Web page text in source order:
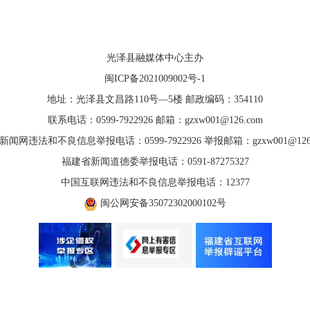
光泽县融媒体中心主办
闽ICP备2021009002号-1
地址：光泽县文昌路110号—5楼 邮政编码：354110
联系电话：0599-7922926 邮箱：gzxw001@126.com
闻网违法和不良信息举报电话：0599-7922926 举报邮箱：
福建省新闻道德委举报电话：0591-87275327
中国互联网违法和不良信息举报电话：12377
闽公网安备35072302000102号